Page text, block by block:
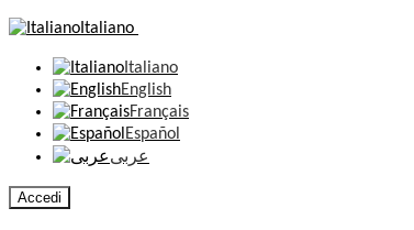
Italiano
Italiano
English
Français
Español
عربى
Accedi